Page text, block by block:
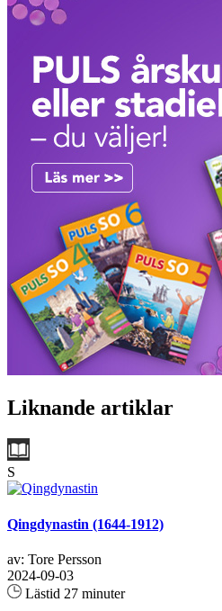
Liknande artiklar
S
Qingdynastin (1644-1912)
av: Tore Persson
2024-09-03
Lästid 27 minuter